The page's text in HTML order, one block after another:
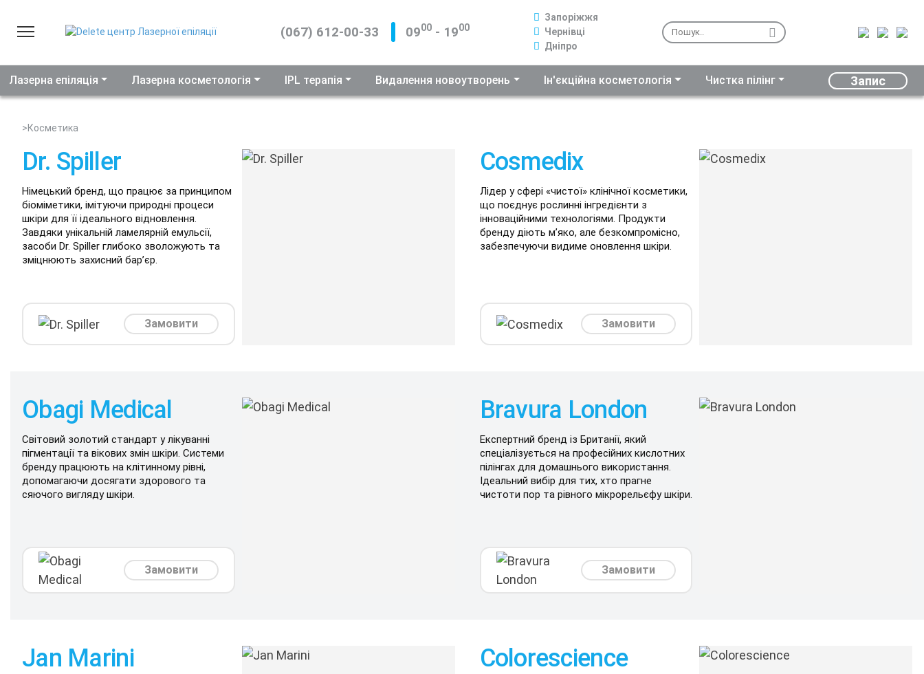
Про нас
Ціни
Обладнання
Відгуки
Косметика
Подарунковий сертифікат
Результати
(067) 612-00-33 0900- 1900
Запоріжжя
Чернівці
Дніпро
Лазерна епіляція Лазерна косметологія IPL терапія Видалення новоутворень Ін'єкційна косметологія Чистка пілінг Запис
>Косметика
Dr. Spiller
Німецький бренд, що працює за принципом
біоміметики, імітуючи природні процеси
шкіри для її ідеального відновлення.
Завдяки унікальній ламелярній емульсії,
засоби Dr. Spiller глибоко зволожують та
зміцнюють захисний бар’єр.
Замовити
Cosmedix
Лідер у сфері «чистої» клінічної косметики,
що поєднує рослинні інгредієнти з
інноваційними технологіями. Продукти
бренду діють м’яко, але безкомпромісно,
забезпечуючи видиме оновлення шкіри.
Замовити
Obagi Medical
Світовий золотий стандарт у лікуванні
пігментації та вікових змін шкіри. Системи
бренду працюють на клітинному рівні,
допомагаючи досягати здорового та
сяючого вигляду шкіри.
Замовити
Bravura London
Експертний бренд із Британії, який
спеціалізується на професійних кислотних
пілінгах для домашнього використання.
Ідеальний вибір для тих, хто прагне
чистоти пор та рівного мікрорельєфу шкіри.
Замовити
Jan Marini Colorescience